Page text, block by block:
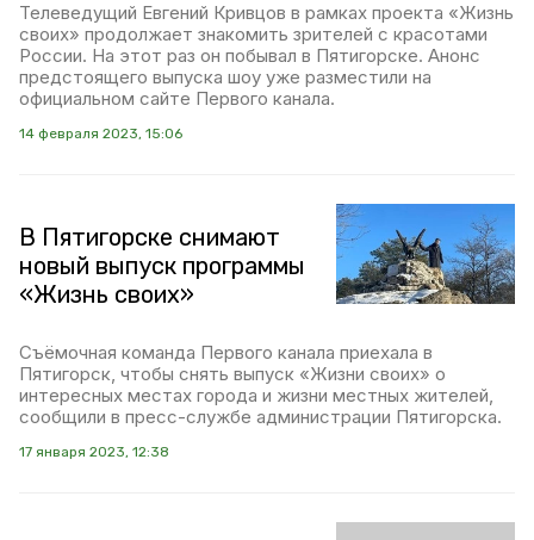
Телеведущий Евгений Кривцов в рамках проекта «Жизнь
своих» продолжает знакомить зрителей с красотами
России. На этот раз он побывал в Пятигорске. Анонс
предстоящего выпуска шоу уже разместили на
официальном сайте Первого канала.
14 февраля 2023, 15:06
В Пятигорске снимают
новый выпуск программы
«Жизнь своих»
Съёмочная команда Первого канала приехала в
Пятигорск, чтобы снять выпуск «Жизни своих» о
интересных местах города и жизни местных жителей,
сообщили в пресс-службе администрации Пятигорска.
17 января 2023, 12:38